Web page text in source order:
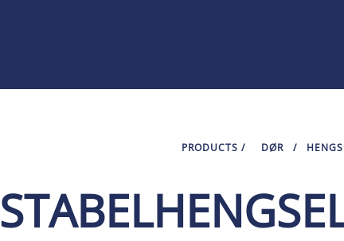
PRODUCTS / DØR /